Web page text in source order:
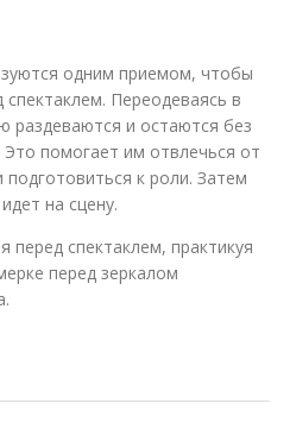
одним приемом, чтобы
Переодеваясь в
раздеваются и остаются без
помогает им отвлечься от
подготовиться к роли. Затем
на сцену.
спектаклем, практикуя
перед зеркалом